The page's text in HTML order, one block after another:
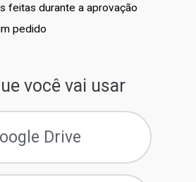
feitas durante a aprovação
pedido
você vai usar
Drive